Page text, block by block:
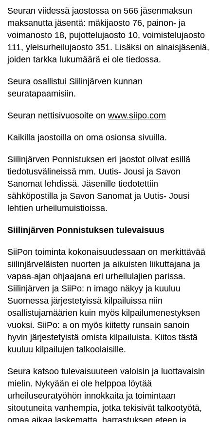
Seuran viidessä jaostossa on 566 jäsenmaksun
maksanutta jäsentä: mäkijaosto 76, painon- ja
voimanosto 18, pujottelujaosto 10, voimistelujaosto
111, yleisurheilujaosto 351. Lisäksi on ainaisjäseniä,
joiden tarkka lukumäärä ei ole tiedossa.
Seura osallistui Siilinjärven kunnan
seuratapaamisiin.
Seuran nettisivuosoite on www.siipo.com
Kaikilla jaostoilla on oma osionsa sivuilla.
Siilinjärven Ponnistuksen eri jaostot olivat esillä
tiedotusvälineissä mm. Uutis- Jousi ja Savon
Sanomat lehdissä. Jäsenille tiedotettiin
sähköpostilla ja Savon Sanomat ja Uutis- Jousi
lehtien urheilumuistioissa.
Siilinjärven Ponnistuksen tulevaisuus
SiiPon toiminta kokonaisuudessaan on merkittävää
siilinjärveläisten nuorten ja aikuisten liikuttajana ja
vapaa-ajan ohjaajana eri urheilulajien parissa.
Siilinjärven ja SiiPo: n imago näkyy ja kuuluu
Suomessa järjestetyissä kilpailuissa niin
osallistujamäärien kuin myös kilpailumenestyksen
vuoksi. SiiPo: a on myös kiitetty runsain sanoin
hyvin järjestetyistä omista kilpailuista. Kiitos tästä
kuuluu kilpailujen talkoolaisille.
Seura katsoo tulevaisuuteen valoisin ja luottavaisin
mielin. Nykyään ei ole helppoa löytää
urheiluseuratyöhön innokkaita ja toimintaan
sitoutuneita vanhempia, jotka tekisivät talkootyötä,
omaa aikaa laskematta, harrastuksen eteen ja